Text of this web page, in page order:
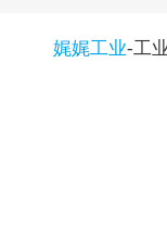
娓娓工业-工